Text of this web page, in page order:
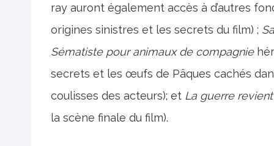
ray auront également accès à d’autres
origines sinistres et les secrets du film) ;
Sématiste pour animaux de compagnie
secrets et les œufs de Pâques cachés
coulisses des acteurs); et La guerre
la scène finale du film).